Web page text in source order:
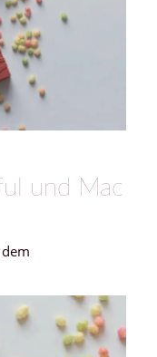
und Mac